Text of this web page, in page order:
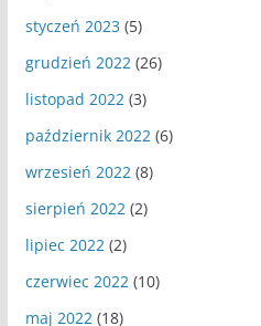
styczeń 2023 (5)
grudzień 2022 (26)
listopad 2022 (3)
październik 2022 (6)
wrzesień 2022 (8)
sierpień 2022 (2)
lipiec 2022 (2)
czerwiec 2022 (10)
maj 2022 (18)